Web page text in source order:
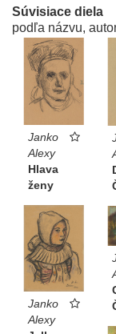
Súvisiace diela
podľa názvu,
Janko
Alexy
Hlava
ženy
Janko
Alexy